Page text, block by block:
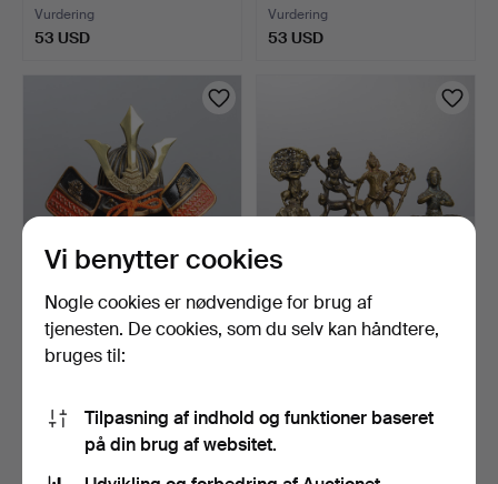
Vurdering
53 USD
Vurdering
53 USD
KABUTOHJELM,
miniaturer, Japan,
1900/2000-…
13 timer
32 USD
FIGURINER, 4 stk.,
messing, bl.a. Krishna.
32 USD
Vi benytter cookies
Nogle cookies er nødvendige for brug af
tjenesten. De cookies, som du selv kan håndtere,
bruges til:
Tilpasning af indhold og funktioner baseret
på din brug af websitet.